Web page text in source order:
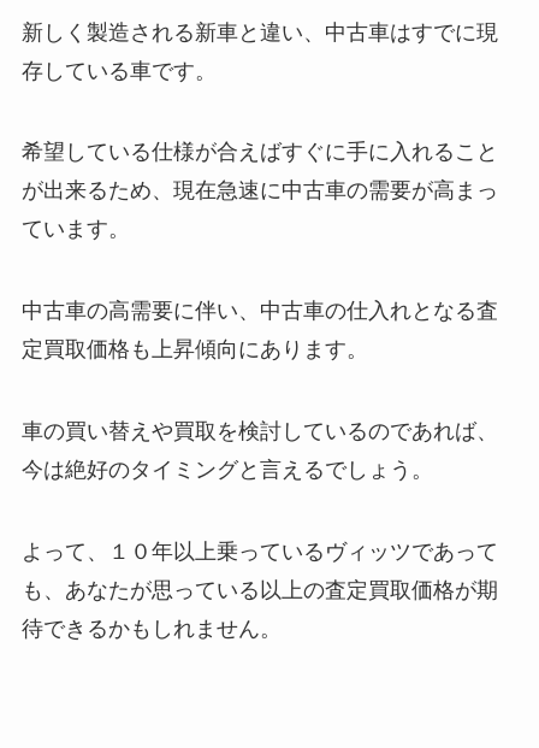
新しく製造される新車と違い、中古車はすでに現
存している車です。
希望している仕様が合えばすぐに手に入れること
が出来るため、現在急速に中古車の需要が高まっ
ています。
中古車の高需要に伴い、中古車の仕入れとなる査
定買取価格も上昇傾向 にあります。
車の買い替えや買取を検討しているのであれば、
今は絶好のタイミングと言えるでしょう。
よって、１０年以上乗っているヴィッツであって
も、あなたが思っている以上の査定買取価格が期
待できるかもしれません。